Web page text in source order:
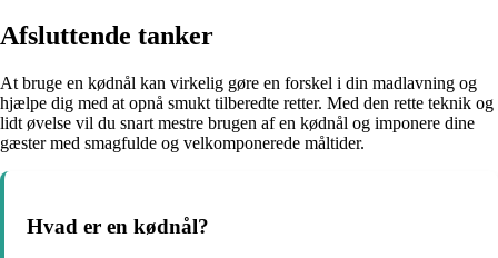
Afsluttende tanker
At bruge en kødnål kan virkelig gøre en forskel i din madlavning og
hjælpe dig med at opnå smukt tilberedte retter. Med den rette teknik og
lidt øvelse vil du snart mestre brugen af en kødnål og imponere dine
gæster med smagfulde og velkomponerede måltider.
Hvad er en kødnål?